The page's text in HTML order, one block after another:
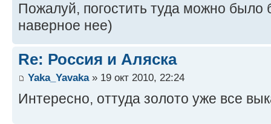
Пожалуй, погостить туда можно было
наверное нее)
Re: Россия и Аляска
Yaka_Yavaka» 19 окт 2010, 22:24
Интересно, оттуда золото уже все